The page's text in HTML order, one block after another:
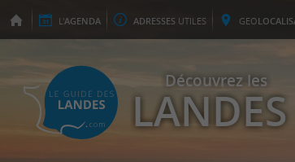
L'AGENDA ADRESSES UTILES GEO
Découvrez les
LANDES